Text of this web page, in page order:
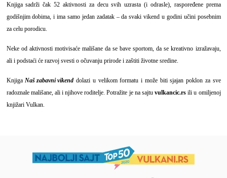
Knjiga sadrži čak 52 aktivnosti za decu svih uzrasta (i odrasle), raspoređene prema
godišnjim dobima, i ima samo jedan zadatak – da svaki vikend u godini učini posebnim
za celu porodicu.
Neke od aktivnosti motivisaće mališane da se bave sportom, da se kreativno izražavaju,
ali i podstaći će razvoj svesti o očuvanju prirode i zaštiti životne sredine.
KnjigaNaš zabavni vikend dolazi u velikom formatu i može biti sjajan poklon za sve
radoznale mališane, ali i njihove roditelje. Potražite je na sajtuvulkancic.rs ili u omiljenoj
knjižari Vulkan.